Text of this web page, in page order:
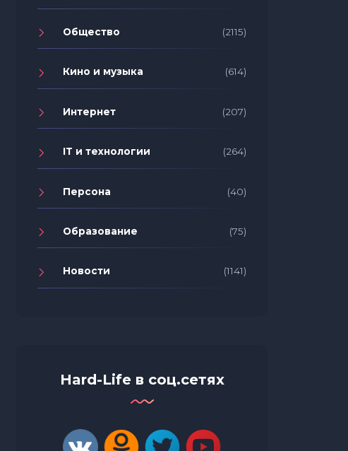
Общество (2115)
Кино и музыка (614)
Интернет (207)
IT и технологии (264)
Персона (40)
Образование (75)
Новости (1141)
Hard-Life в соц.сетях